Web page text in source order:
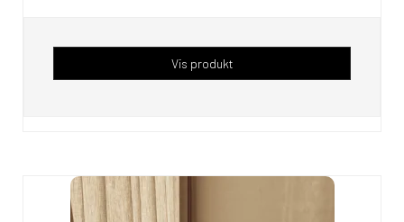
Vis produkt